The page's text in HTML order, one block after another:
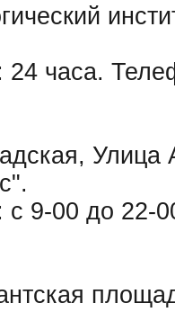
24 часа.
с 9-00 до 22-